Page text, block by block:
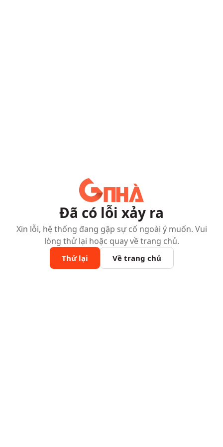
Đã có lỗi xảy ra
Xin lỗi, hệ thống đang gặp sự cố ngoài ý muốn. Vui
lòng thử lại hoặc quay về trang chủ.
Thử lại Về trang chủ